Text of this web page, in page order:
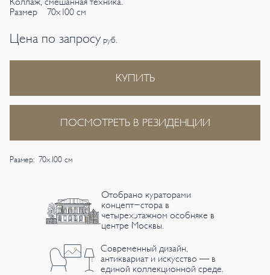
Коллаж, смешанная техника.
Размер 70х100 см
Цена по запросу руб.
КУПИТЬ
ПОСМОТРЕТЬ В РЕЗИДЕНЦИИ
Размер: 70х100 см
Отобрано кураторами
концепт-стора в
четырехэтажном особняке в
центре Москвы.
Современный дизайн,
антиквариат и искусство — в
единой коллекционной среде.